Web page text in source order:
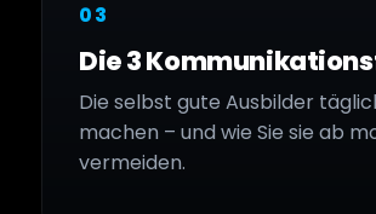
03
Die 3
Die selbst gute Ausbilder
machen – und wie Sie sie ab
vermeiden.